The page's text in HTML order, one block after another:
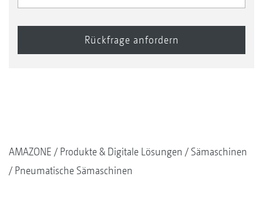
AMAZONE Produkte & Digitale Lösungen
Sämaschinen
Pneumatische Sämaschinen